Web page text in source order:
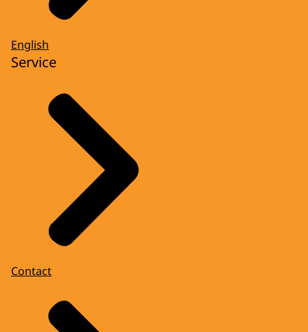
English
Service
Contact